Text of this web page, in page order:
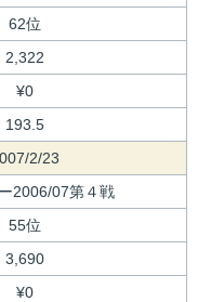
62位
2,322
¥0
193.5
2/23
2006/07第４戦
55位
3,690
¥0